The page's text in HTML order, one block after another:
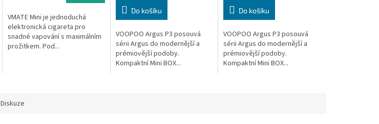
VMATE Mini je jednoduchá
elektronická cigareta pro
snadné vapování s maximálním
prožitkem. Pod...
Do košíku
VOOPOO Argus P3 posouvá
sérii Argus do modernější a
prémiovější podoby.
Kompaktní Mini BOX...
Do košíku
VOOPOO Argus P3 posouvá
sérii Argus do modernější a
prémiovější podoby.
Kompaktní Mini BOX...
Diskuze